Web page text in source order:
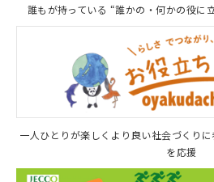
誰もが持っている “誰かの・何かの役に
一人ひとりが楽しくより良い社会づくり
を応援